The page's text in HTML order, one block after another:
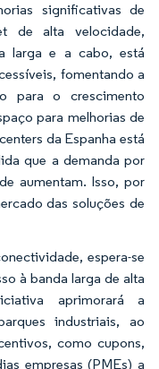
significativas de
de alta velocidade,
larga e a cabo, está
fomentando a
para o crescimento
para melhorias de
da Espanha está
que a demanda por
aumentam. Isso, por
das soluções de
espera-se
à banda larga de alta
aprimorará a
industriais, ao
como cupons,
empresas (PMEs) a